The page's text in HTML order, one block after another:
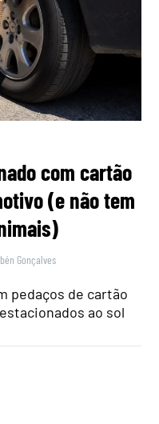
com cartão
(e não tem
Gonçalves
pedaços de cartão
ao sol